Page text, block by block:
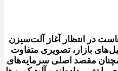
در انتظار آغاز آلت‌سیزن
بازار، تصویری متفاوت
مقصد اصلی سرمایه‌های